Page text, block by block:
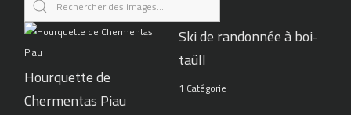
Hourquette de
Chermentas Piau
Ski de randonnée à boi-
taüll
1 Catégorie